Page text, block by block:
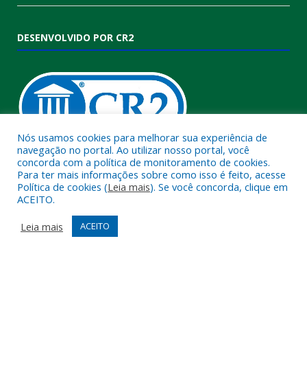
DESENVOLVIDO POR CR2
Muito mais quecriar siteousistema para prefeituras!
Realizamos umaassessoriacompleta, onde garantimos em
contrato que todas as exigências das
serão atendidas.
Nós usamos cookies para melhorar sua experiência de
navegação no portal. Ao utilizar nosso portal, você
concorda com a política de monitoramento de cookies.
Para ter mais informações sobre como isso é feito, acesse
Política de cookies (Leia mais). Se você concorda, clique em
ACEITO.
Leia mais
ACEITO